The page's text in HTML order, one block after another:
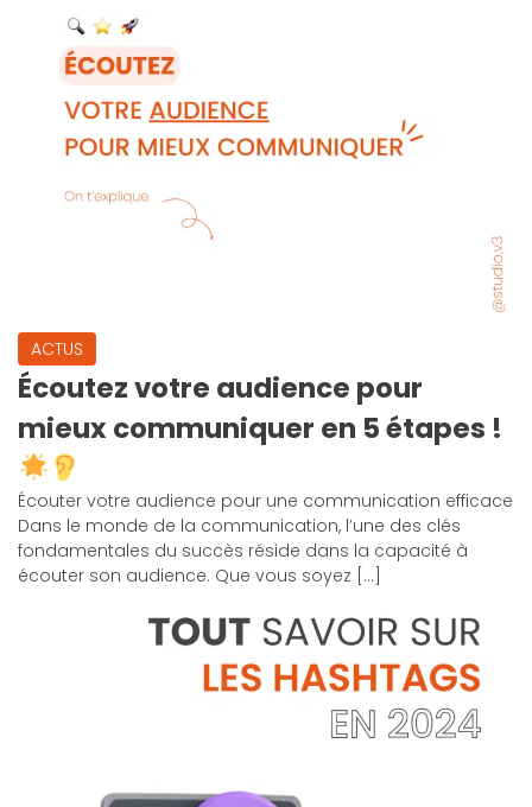
ACTUS
Écoutez votre audience pour
mieux communiquer en 5 étapes !
Écouter votre audience pour une communication efficace
Dans le monde de la communication, l’une des clés
fondamentales du succès réside dans la capacité à
écouter son audience. Que vous soyez […]